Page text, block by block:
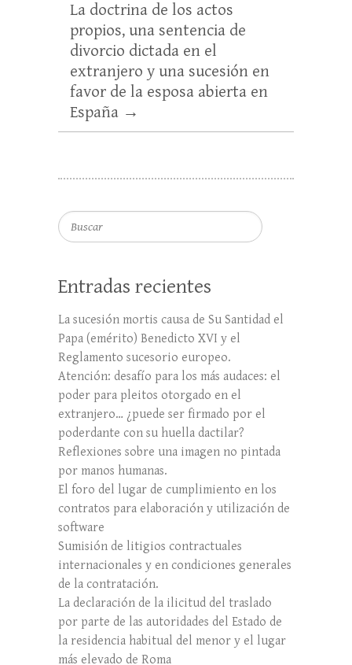
La doctrina de los actos
propios, una sentencia de
divorcio dictada en el
extranjero y una sucesión en
favor de la esposa abierta en
España →
Buscar
Entradas recientes
La sucesión mortis causa de Su Santidad el
Papa (emérito) Benedicto XVI y el
Reglamento sucesorio europeo.
Atención: desafío para los más audaces: el
poder para pleitos otorgado en el
extranjero… ¿puede ser firmado por el
poderdante con su huella dactilar?
Reflexiones sobre una imagen no pintada
por manos humanas.
El foro del lugar de cumplimiento en los
contratos para elaboración y utilización de
software
Sumisión de litigios contractuales
internacionales y en condiciones generales
de la contratación.
La declaración de la ilicitud del traslado
por parte de las autoridades del Estado de
la residencia habitual del menor y el lugar
más elevado de Roma